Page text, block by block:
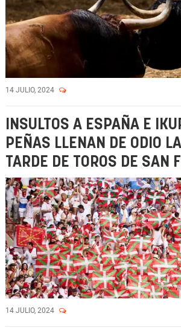
14 JULIO, 2024
INSULTOS A ESPAÑA E
PEÑAS LLENAN DE ODIO
TARDE DE TOROS DE SAN
14 JULIO, 2024